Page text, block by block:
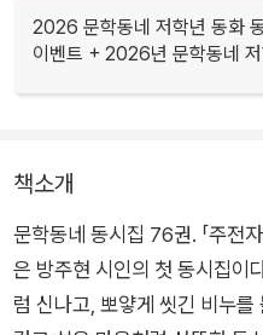
2026 문학동네 저학년 동화
이벤트 + 2026년 문학동네
책소개
문학동네 동시집 76권. 「주전
은 방주현 시인의 첫 동시집이
럼 신나고, 뽀얗게 씻긴 비누